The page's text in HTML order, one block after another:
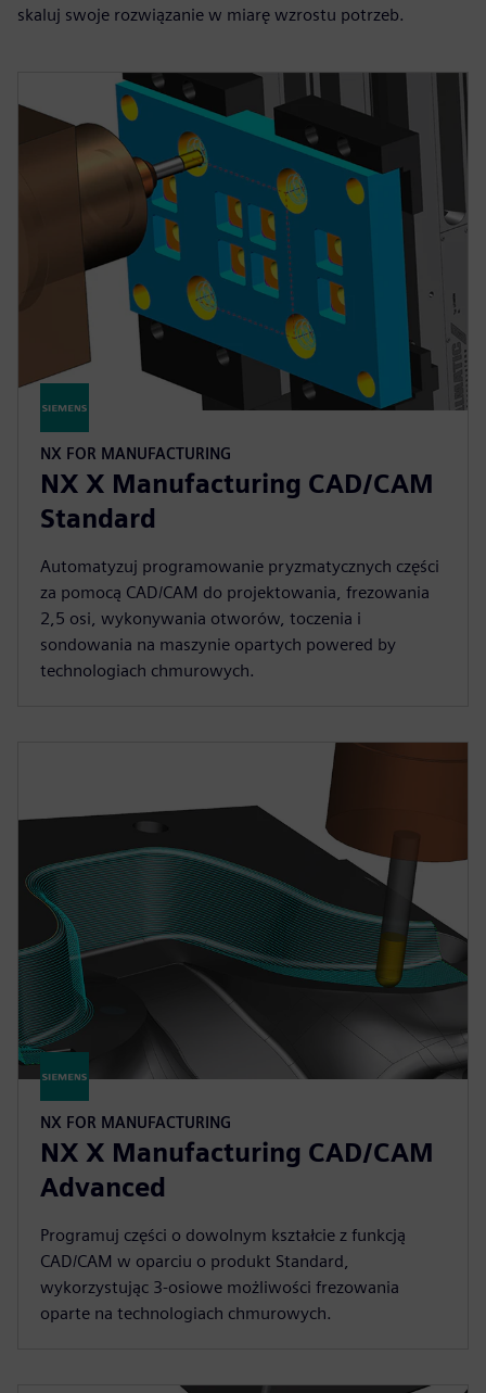
skaluj swoje rozwiązanie w miarę wzrostu potrzeb.
NX FOR MANUFACTURING
NX X Manufacturing CAD/CAM
Standard
Automatyzuj programowanie pryzmatycznych części
za pomocą CAD/CAM do projektowania, frezowania
2,5 osi, wykonywania otworów, toczenia i
sondowania na maszynie opartych powered by
technologiach chmurowych.
NX FOR MANUFACTURING
NX X Manufacturing CAD/CAM
Advanced
Programuj części o dowolnym kształcie z funkcją
CAD/CAM w oparciu o produkt Standard,
wykorzystując 3-osiowe możliwości frezowania
oparte na technologiach chmurowych.